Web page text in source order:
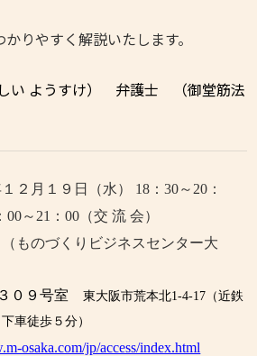
りやすく解説いたします。
い ようすけ） 弁護士 （御堂筋法
２月１９ 日（水） 18 ：30～ 20 ：
：00～ 21 ：00 （交 流 会）
のづくりビジネスセンター大
０９号室 東大阪市荒本北1-4-17 （近鉄
車徒歩５分）
osaka.com/jp/access/index.html